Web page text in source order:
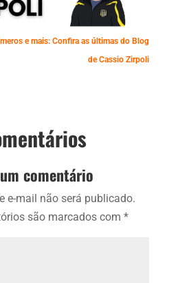
e mais: Confira as últimas do Blog
de Cassio Zirpoli
comentário
e-mail não será publicado.
são marcados com*